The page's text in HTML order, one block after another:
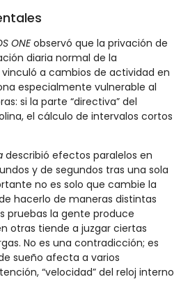
ONEobservó que la privación de
diaria normal de la
a cambios de actividad en
especialmente vulnerable al
si la parte “directiva” del
el cálculo de intervalos cortos
describió efectos paralelos en
y de segundos tras una sola
no es solo que cambie la
hacerlo de maneras distintas
pruebas la gente produce
otras tiende a juzgar ciertas
No es una contradicción; es
sueño afecta a varios
“velocidad” del reloj interno